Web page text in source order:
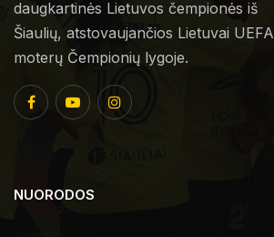
daugkartinės Lietuvos čempionės iš
Šiaulių, atstovaujančios Lietuvai UEFA
moterų Čempionių lygoje.
NUORODOS